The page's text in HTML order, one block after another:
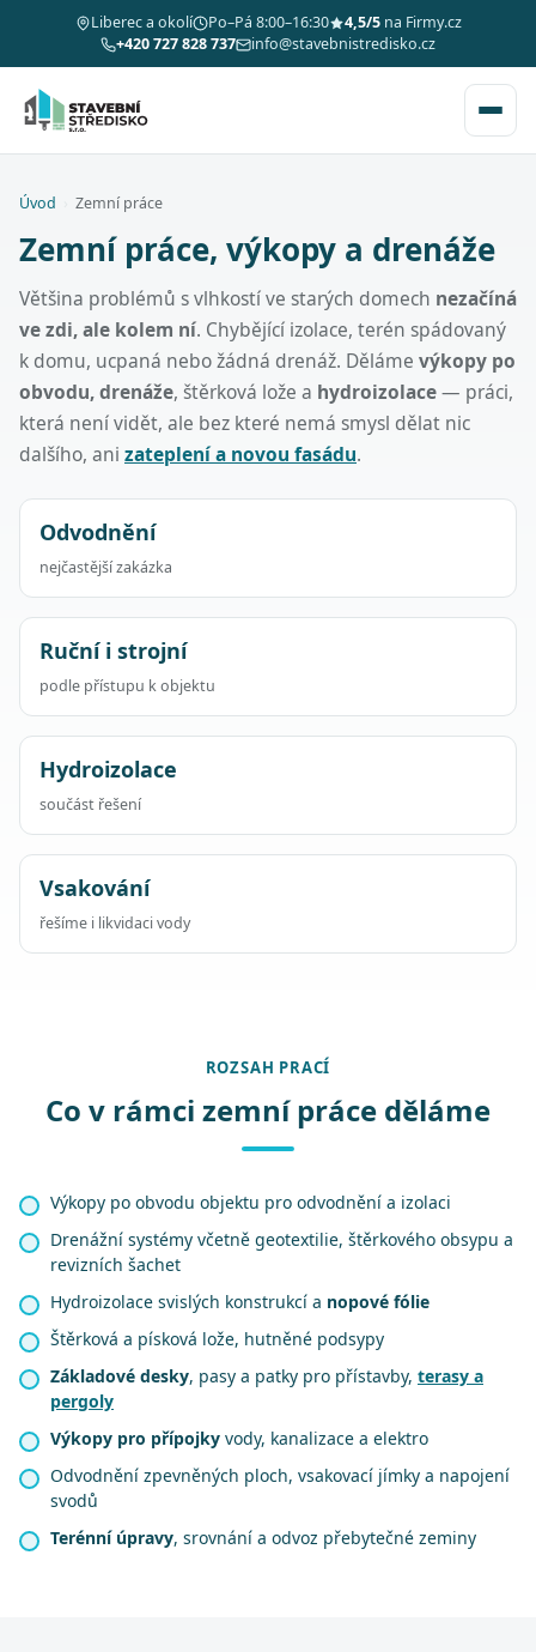
Liberec a okolí Po–Pá 8:00–16:30 4,5/5na Firmy.cz
+420 727 828 737
info@stavebnistredisko.cz
Úvod Zemní práce
Zemní práce, výkopy a drenáže
Většina problémů s vlhkostí ve starých domech nezačíná
ve zdi, ale kolem ní. Chybějící izolace, terén spádovaný
k domu, ucpaná nebo žádná drenáž. Děláme výkopy po
obvodu, drenáže, štěrková lože a hydroizolace— práci,
která není vidět, ale bez které nemá smysl dělat nic
dalšího, ani zateplení a novou fasádu.
Odvodnění
nejčastější zakázka
Ruční i strojní
podle přístupu k objektu
Hydroizolace
součást řešení
Vsakování
řešíme i likvidaci vody
ROZSAH PRACÍ
Co v rámci zemní práce děláme
Výkopy po obvodu objektu pro odvodnění a izolaci
Drenážní systémy včetně geotextilie, štěrkového obsypu a
revizních šachet
Hydroizolace svislých konstrukcí a nopové fólie
Štěrková a písková lože, hutněné podsypy
Základové desky, pasy a patky pro přístavby, terasy a
pergoly
Výkopy pro přípojky vody, kanalizace a elektro
Odvodnění zpevněných ploch, vsakovací jímky a napojení
svodů
Terénní úpravy, srovnání a odvoz přebytečné zeminy